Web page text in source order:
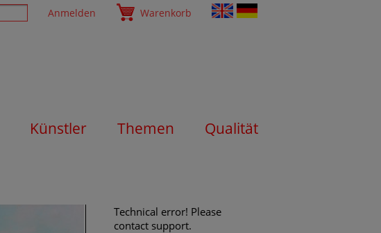
Anmelden Warenkorb
Künstler Themen Qualität
Technical error! Please
contact support.